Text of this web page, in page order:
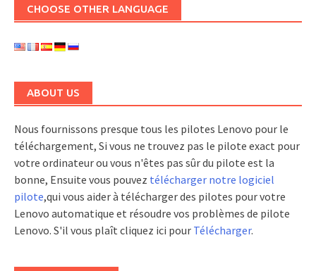
CHOOSE OTHER LANGUAGE
ABOUT US
Nous fournissons presque tous les pilotes Lenovo pour le
téléchargement, Si vous ne trouvez pas le pilote exact pour
votre ordinateur ou vous n'êtes pas sûr du pilote est la
bonne, Ensuite vous pouvez télécharger notre logiciel
pilote,qui vous aider à télécharger des pilotes pour votre
Lenovo automatique et résoudre vos problèmes de pilote
Lenovo. S'il vous plaît cliquez ici pour Télécharger.